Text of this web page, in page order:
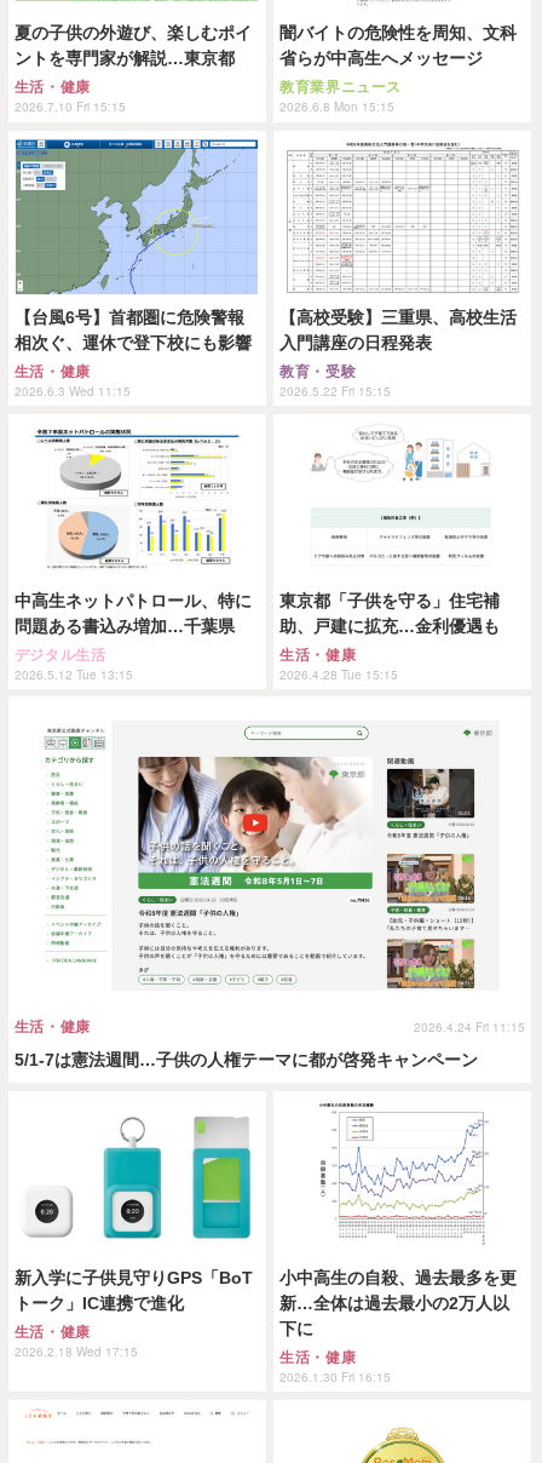
夏の子供の外遊び、楽しむポイ
ントを専門家が解説…東京都
生活・健康
2026.7.10 Fri 15:15
闇バイトの危険性を周知、文科
省らが中高生へメッセージ
教育業界ニュース
2026.6.8 Mon 15:15
【台風6号】首都圏に危険警報
相次ぐ、運休で登下校にも影響
生活・健康
2026.6.3 Wed 11:15
【高校受験】三重県、高校生活
入門講座の日程発表
教育・受験
2026.5.22 Fri 15:15
中高生ネットパトロール、特に
問題ある書込み増加…千葉県
デジタル生活
2026.5.12 Tue 13:15
東京都「子供を守る」住宅補
助、戸建に拡充…金利優遇も
生活・健康
2026.4.28 Tue 15:15
5/1-7は憲法週間…子供の人権テーマに都が啓発キャンペーン
生活・健康 2026.4.24 Fri 11:15
新入学に子供見守りGPS「BoT
トーク」IC連携で進化
生活・健康
2026.2.18 Wed 17:15
小中高生の自殺、過去最多を更
新…全体は過去最小の2万人以
下に
生活・健康
2026.1.30 Fri 16:15